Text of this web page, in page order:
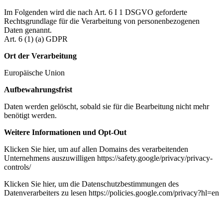
Im Folgenden wird die nach Art. 6 I 1 DSGVO geforderte
Rechtsgrundlage für die Verarbeitung von personenbezogenen
Daten genannt.
Art. 6 (1) (a) GDPR
Ort der Verarbeitung
Europäische Union
Aufbewahrungsfrist
Daten werden gelöscht, sobald sie für die Bearbeitung nicht mehr
benötigt werden.
Weitere Informationen und Opt-Out
Klicken Sie hier, um auf allen Domains des verarbeitenden
Unternehmens auszuwilligen https://safety.google/privacy/privacy-
controls/
Klicken Sie hier, um die Datenschutzbestimmungen des
Datenverarbeiters zu lesen https://policies.google.com/privacy?hl=en